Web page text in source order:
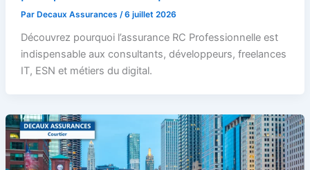
Par Decaux Assurances /6 juillet 2026
Découvrez pourquoi l’assurance RC Professionnelle est
indispensable aux consultants, développeurs, freelances
IT, ESN et métiers du digital.